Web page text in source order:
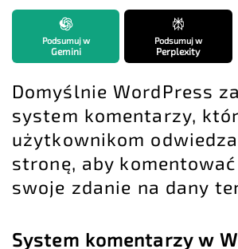
Podsumuj w
Gemini
Podsumuj w
Perplexity
Domyślnie WordPress
system komentarzy,
użytkownikom
stronę, aby
swoje zdanie na dany
System komentarzy w